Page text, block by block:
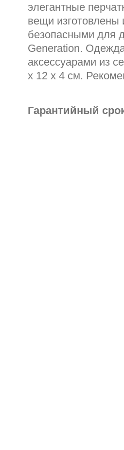
элегантные
вещи изготовлены
безопасными для
Generation.
аксессуарами из
х 12 х 4 см.
Гарантийный